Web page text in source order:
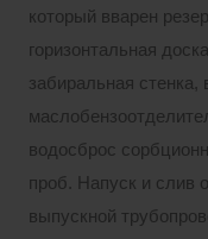
который вварен
горизонтальная
забиральная стенка,
водосброс
проб. Напуск и слив
выпускной